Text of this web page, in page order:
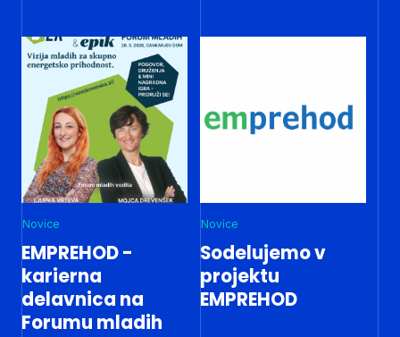
Novice
EMPREHOD -
karierna
delavnica na
Forumu mladih
Novice
Sodelujemo v
projektu
EMPREHOD